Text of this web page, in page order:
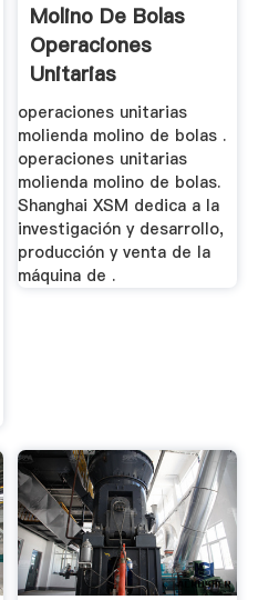
Molino De Bolas
Operaciones
Unitarias
operaciones unitarias
molienda molino de bolas .
operaciones unitarias
molienda molino de bolas.
Shanghai XSM dedica a la
investigación y desarrollo,
producción y venta de la
máquina de .